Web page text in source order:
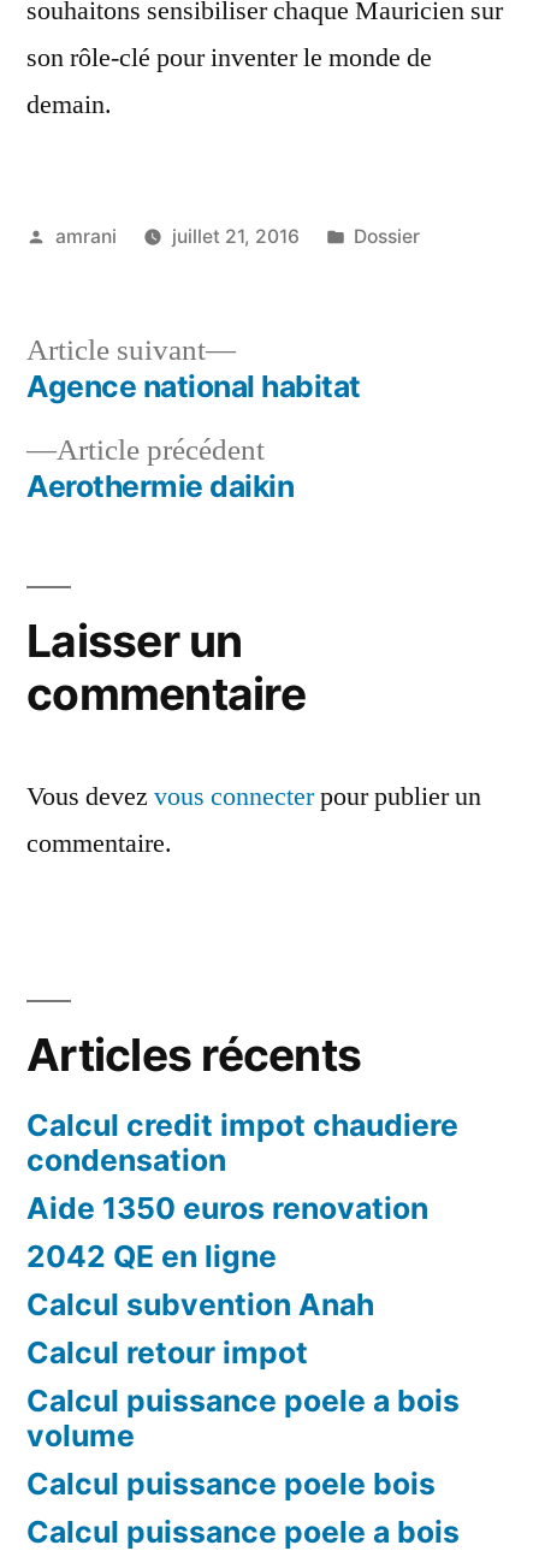
souhaitons sensibiliser chaque Mauricien sur
son rôle-clé pour inventer le monde de
demain.
Publié
amrani juillet 21, 2016
Publié
Dossier
Navigation
deArticle précédentArticle
précédent :
Aerothermie daikin
Article suivant
Article
suivant :
Agence national habitat
Laisser un
commentaire
Vous devez vous connecterpour publier un
commentaire.
Articles récents
Calcul credit impot chaudiere
condensation
Aide 1350 euros renovation
2042 QE en ligne
Calcul subvention Anah
Calcul retour impot
Calcul puissance poele a bois
volume
Calcul puissance poele bois
Calcul puissance poele a bois